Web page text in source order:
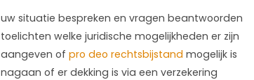
uw situatie bespreken en vragen beantwoorden
toelichten welke juridische mogelijkheden er zijn
aangeven of pro deo rechtsbijstand mogelijk is
nagaan of er dekking is via een verzekering